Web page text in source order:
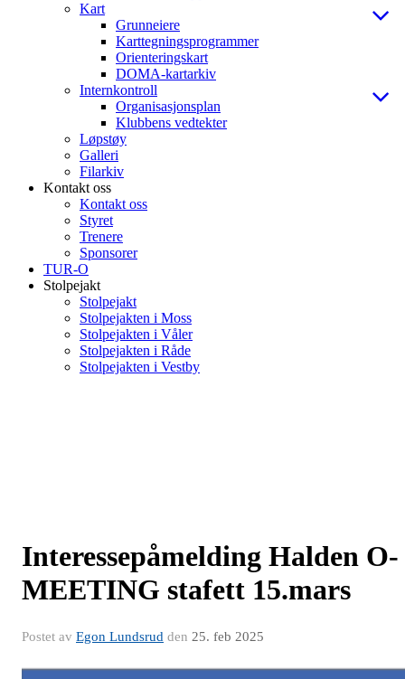
Kart
Grunneiere
Karttegningsprogrammer
Orienteringskart
DOMA-kartarkiv
Internkontroll
Organisasjonsplan
Klubbens vedtekter
Løpstøy
Galleri
Filarkiv
Kontakt oss
Kontakt oss
Styret
Trenere
Sponsorer
TUR-O
Stolpejakt
Stolpejakt
Stolpejakten i Moss
Stolpejakten i Våler
Stolpejakten i Råde
Stolpejakten i Vestby
Interessepåmelding Halden O-
MEETING stafett 15.mars
Postet av Egon Lundsrud den 25. feb 2025